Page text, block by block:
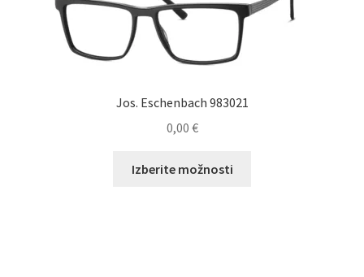
lahko
Jos. Eschenbach 983021
0,00 €
Izberite možnosti